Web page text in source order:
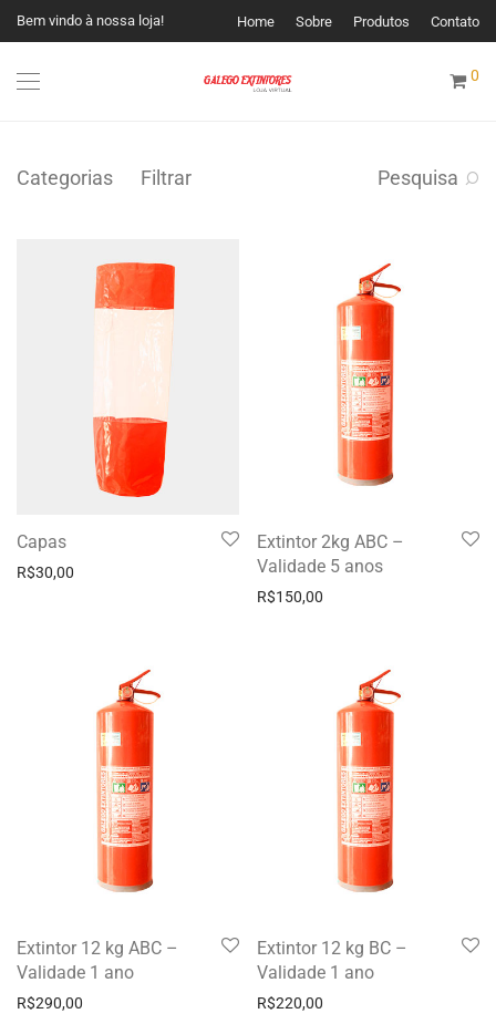
Bem vindo à nossa loja! Home Sobre Produtos Contato
0
Categorias Filtrar Pesquisa
Capas
R$30,00
Extintor 2kg ABC –
Validade 5 anos
R$150,00
Extintor 12 kg ABC –
Validade 1 ano
R$290,00
Extintor 12 kg BC –
Validade 1 ano
R$220,00